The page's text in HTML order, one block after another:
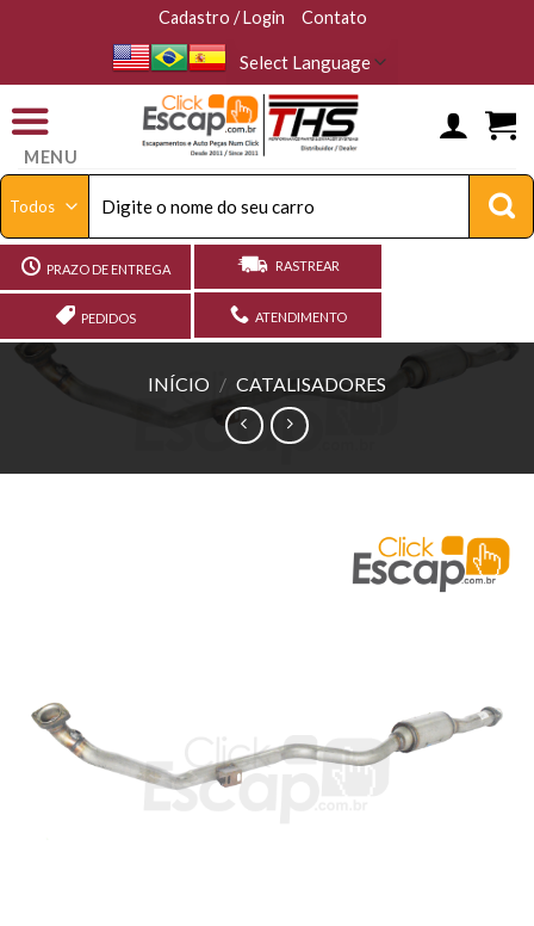
Cadastro / Login Contato
MENU
por:
PRAZO DE ENTREGA
PEDIDOS
RASTREAR
ATENDIMENTO
INÍCIO / CATALISADORES